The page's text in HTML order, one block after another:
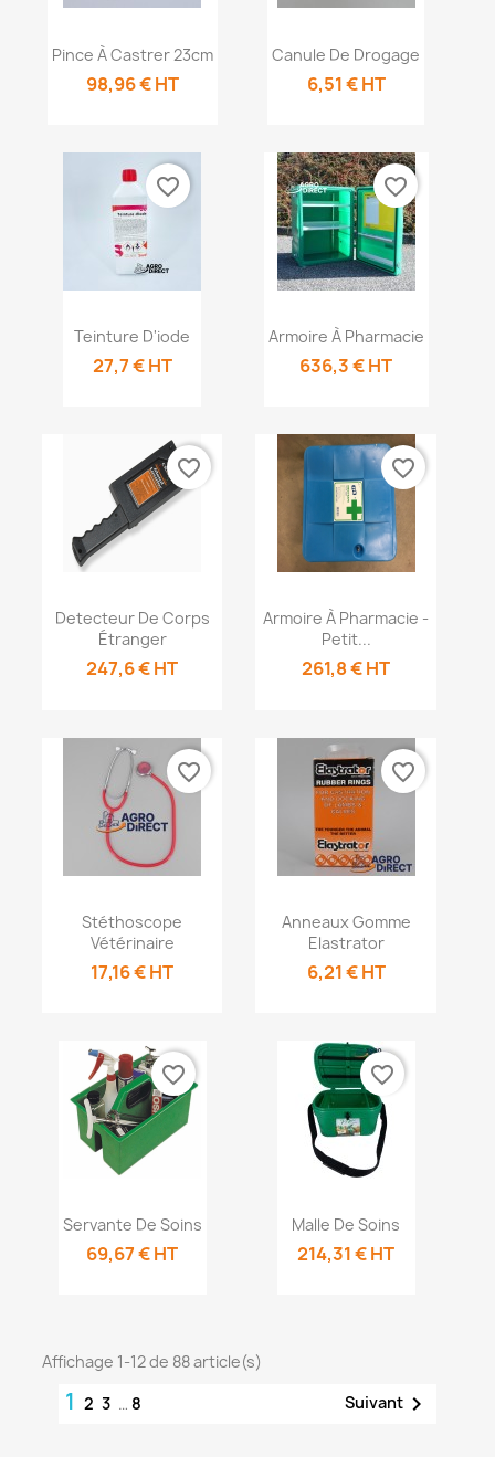
Pince À Castrer 23cm
98,96 € HT
Canule De Drogage
6,51 € HT
rapide
Teinture D'iode
27,7 € HT
favorite_border
Armoire À Pharmacie
636,3 € HT
favorite_border
Detecteur De Corps
Étranger
247,6 € HT
favorite_border
Armoire À Pharmacie -
Petit...
261,8 € HT
favorite_border
Stéthoscope
Vétérinaire
17,16 € HT
favorite_border
Anneaux Gomme
Elastrator
6,21 € HT
favorite_border
rapide
Servante De Soins
69,67 € HT
favorite_border
rapide
Malle De Soins
214,31 € HT
favorite_border
Affichage 1-12 de 88 article(s)
1 2 3 … 8 Suivant